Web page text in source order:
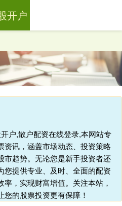
户,散户配资在线登录,本网站专
资讯，涵盖市场动态、投资策略
市趋势。无论您是新手投资者还
您提供专业、及时、全面的配资
，实现财富增值。关注本站，
的股票投资更有保障！
开户